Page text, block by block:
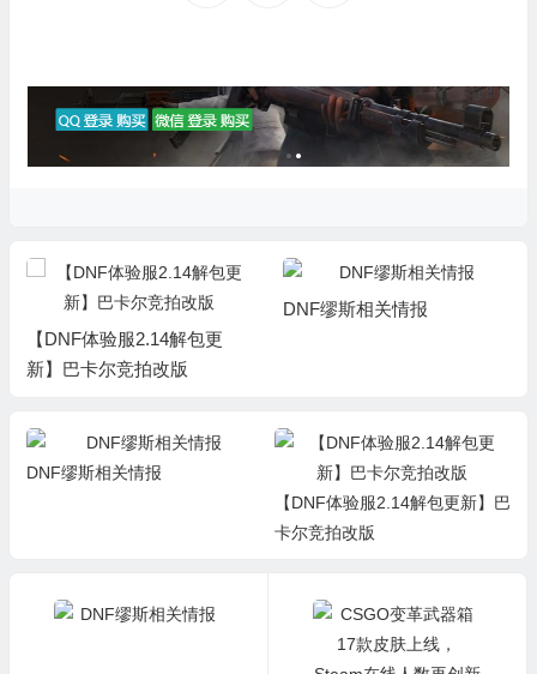
【DNF体验服2.14解包更
新】巴卡尔竞拍改版
DNF缪斯相关情报
DNF缪斯相关情报
【DNF体验服2.14解包更新】巴
卡尔竞拍改版